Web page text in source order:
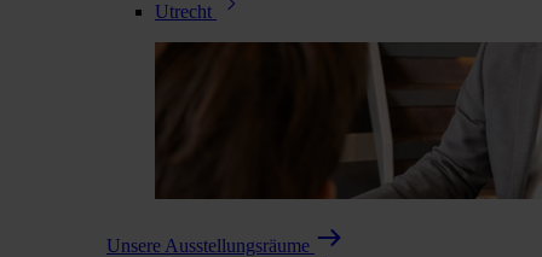
Utrecht
Unsere Ausstellungsräume